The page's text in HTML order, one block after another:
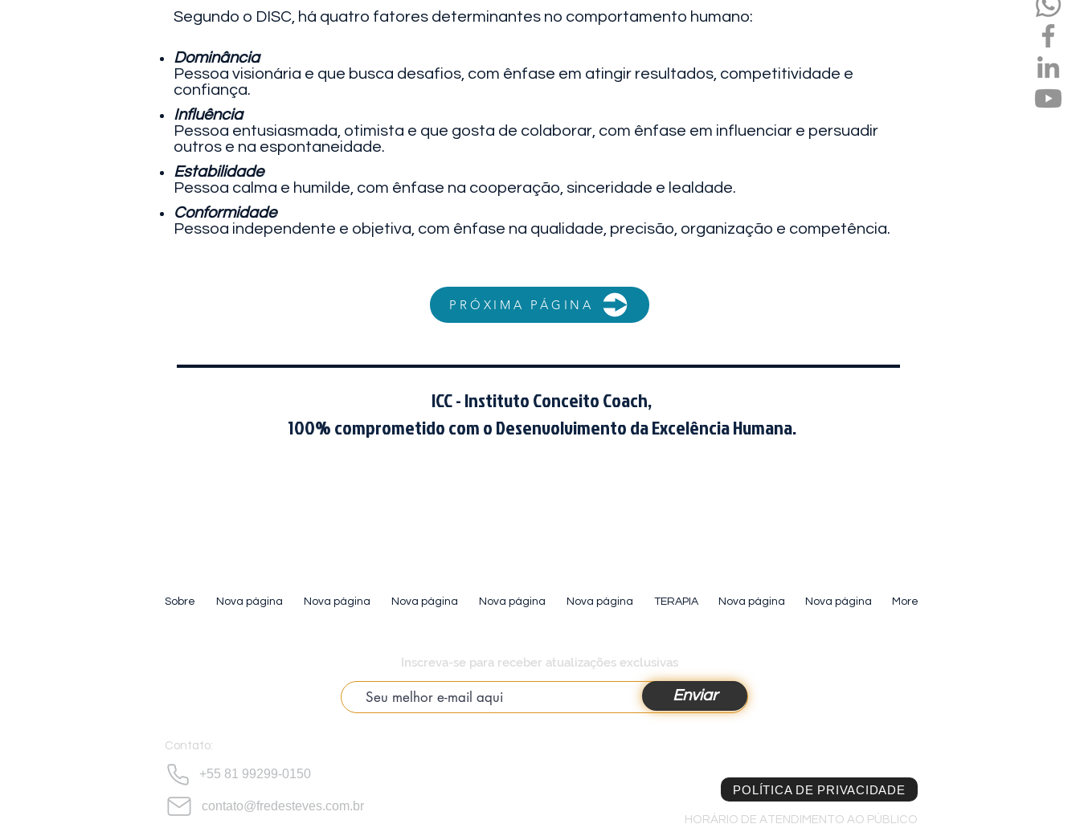
Segundo o DISC, há quatro fatores determinantes no comportamento humano:
Dominância
Pessoa visionária e que busca desafios, com ênfase em atingir resultados, competitividade e
confiança.
Influência
Pessoa entusiasmada, otimista e que gosta de colaborar, com ênfase em influenciar e persuadir
outros e na espontaneidade.
Estabilidade
Pessoa calma e humilde, com ênfase na cooperação, sinceridade e lealdade.
Conformidade
Pessoa independente e objetiva, com ênfase na qualidade, precisão, organização e competência.
PRÓXIMA PÁGINA
ICC - Instituto Conceito Coach,
100% comprometido com o Desenvolvimento da Excelência Humana.
Sobre Nova página Nova página Nova página Nova página Nova página TERAPIA Nova página Nova página More
Inscreva-se para receber atualizações exclusivas
Enviar
POLÍTICA DE PRIVACIDADE
HORÁRIO DE ATENDIMENTO AO PÚBLICO
Contato:
+55 81 99299-0150
contato@fredesteves.com.br